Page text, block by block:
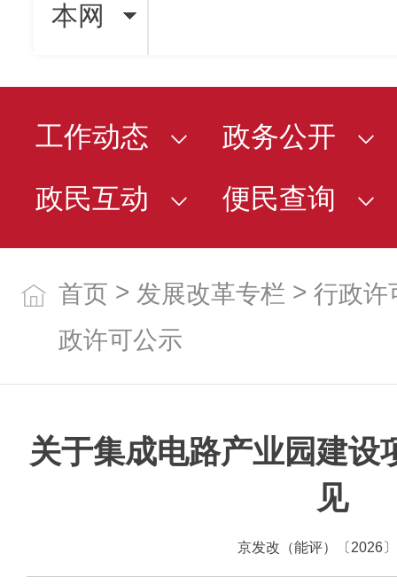
本网
工作动态
政务公开
政民互动
便民查询
首页 > 发展改革专栏 > 行政许
政许可公示
关于集成电路产业园建设
见
京发改（能评）〔2026